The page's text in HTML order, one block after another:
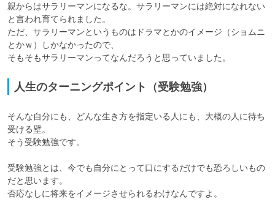
親からはサラリーマンになるな。サラリーマンには絶対になれない
と言われ育てられました。
ただ、サラリーマンというものはドラマとかのイメージ（ショムニ
とかｗ）しかなかったので、
そもそもサラリーマンってなんだろうと思っていました。
人生のターニングポイント（受験勉強）
そんな自分にも、どんな生き方を指定いる人にも、大概の人に待ち
受ける壁。
そう受験勉強です。
受験勉強とは、今でも自分にとって口にするだけでも恐ろしいもの
だと思います。
否応なしに将来をイメージさせられるわけなんですよ。